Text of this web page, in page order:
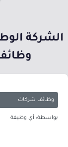
وظائف شركات
بواسطة: أي وظيفة